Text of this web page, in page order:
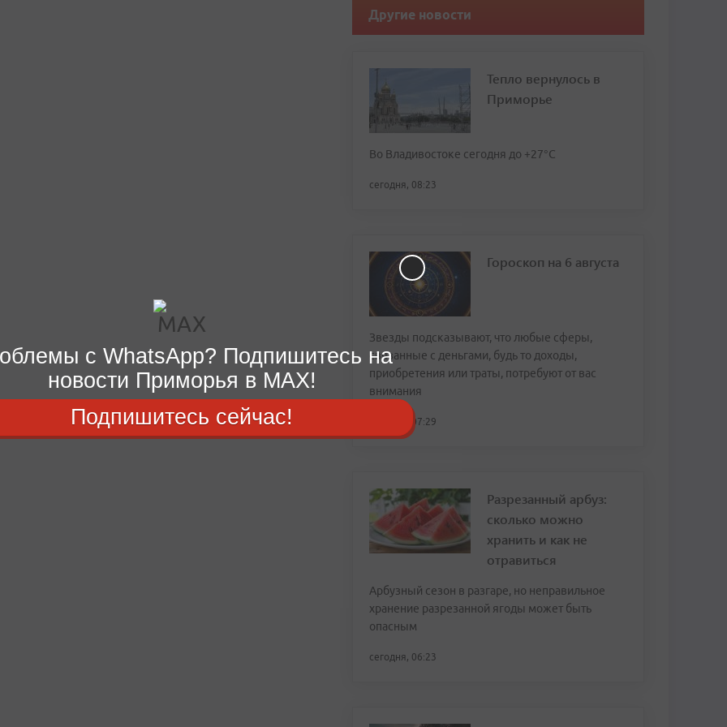
Другие новости
Тепло вернулось в
Приморье
Во Владивостоке сегодня до +27°С
сегодня, 08:23
Гороскоп на 6 августа
Звезды подсказывают, что любые сферы,
связанные с деньгами, будь то доходы,
приобретения или траты, потребуют от вас
внимания
сегодня, 07:29
Разрезанный арбуз:
сколько можно
хранить и как не
отравиться
Арбузный сезон в разгаре, но неправильное
хранение разрезанной ягоды может быть
опасным
сегодня, 06:23
с WhatsApp? Подпишитесь на
новости Приморья в MAX!
Подпишитесь сейчас!